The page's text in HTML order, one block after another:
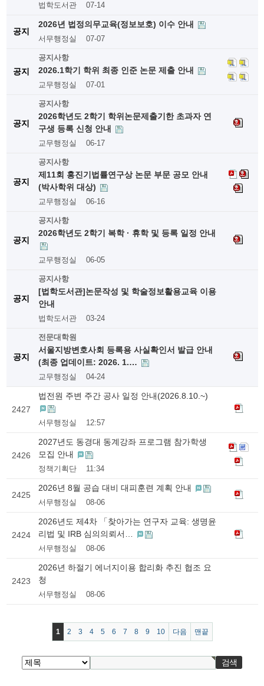
법학도서관 07-14
공지
2026년 법정의무교육(정보보호) 이수 안내
서무행정실 07-07
공지
공지사항
2026.1학기 학위 최종 인준 논문 제출 안내
교무행정실 07-01
공지
공지사항
2026학년도 2학기 학위논문제출기한 초과자 연
구생 등록 신청 안내
교무행정실 06-17
공지
공지사항
제11회 홍진기법률연구상 논문 부문 공모 안내
(박사학위 대상)
교무행정실 06-16
공지
공지사항
2026학년도 2학기 복학 · 휴학 및 등록 일정 안내
교무행정실 06-05
공지
공지사항
[법학도서관]논문작성 및 학술정보활용교육 이용
안내
법학도서관 03-24
공지
전문대학원
서울지방변호사회 등록용 사실확인서 발급 안내
(최종 업데이트: 2026. 1.…
교무행정실 04-24
2427
법전원 주변 주간 공사 일정 안내(2026.8.10.~)
서무행정실 12:57
2426
2027년도 동경대 동계강좌 프로그램 참가학생
모집 안내
정책기획단 11:34
2425
2026년 8월 공습 대비 대피훈련 계획 안내
서무행정실 08-06
2424
2026년도 제4차 「찾아가는 연구자 교육: 생명윤
리법 및 IRB 심의의뢰서…
서무행정실 08-06
2423
2026년 하절기 에너지이용 합리화 추진 협조 요
청
서무행정실 08-06
1 2 3 4 5 6 7 8 9 10 다음 맨끝